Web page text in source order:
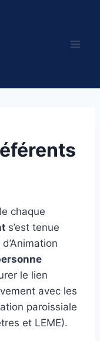
chaque
s’est tenue
le lien
avec les
paroissiale
et LEME).